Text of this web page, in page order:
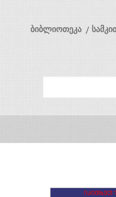
ბიბლიოთეკა